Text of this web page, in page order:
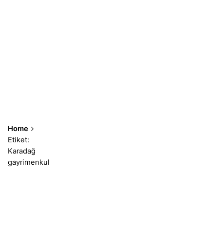
Home
Etiket:
Karadağ
gayrimenkul